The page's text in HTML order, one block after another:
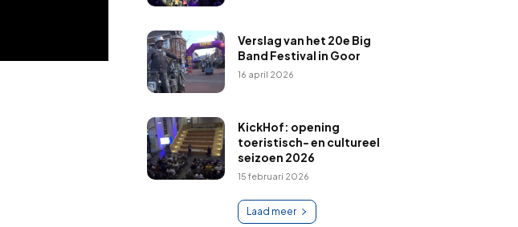
Verslag van het 20e Big
Band Festival in Goor
16 april 2026
KickHof: opening
toeristisch- en cultureel
seizoen 2026
15 februari 2026
Laad meer